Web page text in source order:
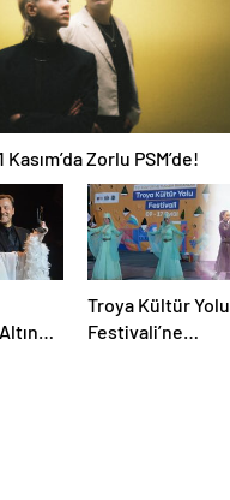
Zorlu PSM’de!
Troya Kültür Yolu
Festivali’ne